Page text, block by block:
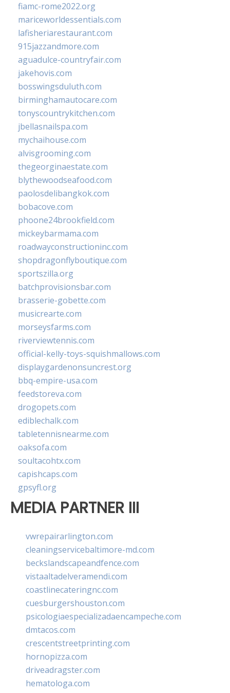
fiamc-rome2022.org
mariceworldessentials.com
lafisheriarestaurant.com
915jazzandmore.com
aguadulce-countryfair.com
jakehovis.com
bosswingsduluth.com
birminghamautocare.com
tonyscountrykitchen.com
jbellasnailspa.com
mychaihouse.com
alvisgrooming.com
thegeorginaestate.com
blythewoodseafood.com
paolosdelibangkok.com
bobacove.com
phoone24brookfield.com
mickeybarmama.com
roadwayconstructioninc.com
shopdragonflyboutique.com
sportszilla.org
batchprovisionsbar.com
brasserie-gobette.com
musicrearte.com
morseysfarms.com
riverviewtennis.com
official-kelly-toys-squishmallows.com
displaygardenonsuncrest.org
bbq-empire-usa.com
feedstoreva.com
drogopets.com
ediblechalk.com
tabletennisnearme.com
oaksofa.com
soultacohtx.com
capishcaps.com
gpsyfl.org
MEDIA PARTNER III
vwrepairarlington.com
cleaningservicebaltimore-md.com
beckslandscapeandfence.com
vistaaltadelveramendi.com
coastlinecateringnc.com
cuesburgershouston.com
psicologiaespecializadaencampeche.com
dmtacos.com
crescentstreetprinting.com
hornopizza.com
driveadragster.com
hematologa.com